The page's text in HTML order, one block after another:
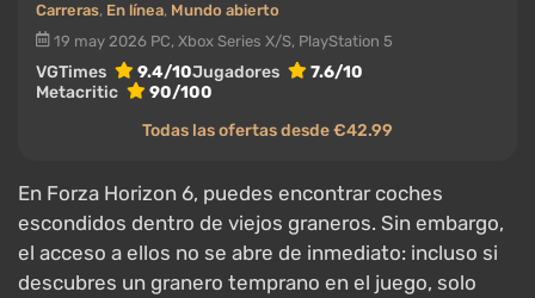
Carreras, En línea, Mundo abierto
19 may 2026 PC, Xbox Series X/S, PlayStation 5
VGTimes 9.4/10Jugadores
7.6/10
Metacritic
90/100
Todas las ofertas desde €42.99
En Forza Horizon 6, puedes encontrar coches
escondidos dentro de viejos graneros. Sin embargo,
el acceso a ellos no se abre de inmediato: incluso si
descubres un granero temprano en el juego, solo